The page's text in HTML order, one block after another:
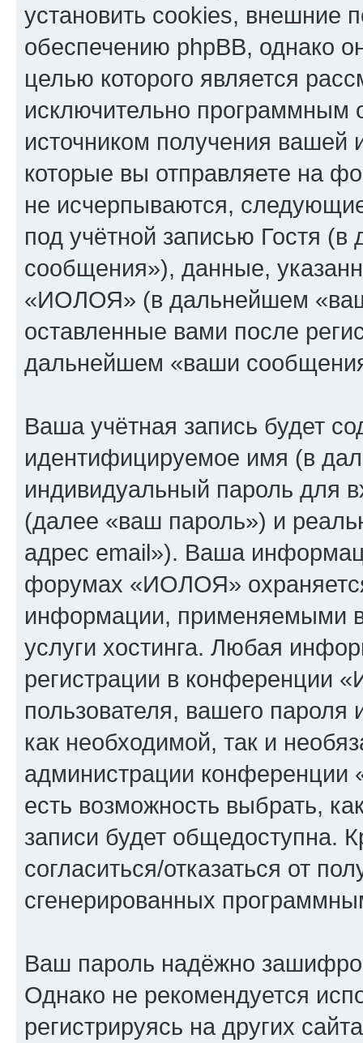
установить cookies, внешние
обеспечению phpBB, однако
целью которого является
исключительно программным
источником получения
которые вы отправляете на
не исчерпываются,
под учётной записью Гостя
сообщения»), данные,
«ИОЛОЯ» (в дальнейшем
оставленные вами после
дальнейшем «ваши
Ваша учётная запись будет
идентифицируемое имя (в
индивидуальный пароль для
(далее «ваш пароль») и
адрес email»). Ваша
форумах «ИОЛОЯ»
информации, применяемыми
услуги хостинга. Любая
регистрации в конференции
пользователя, вашего
как необходимой, так и
администрации
есть возможность выбрать,
записи будет общедоступна.
согласиться/отказаться от
сгенерированных
Ваш пароль надёжно
Однако не рекомендуется
регистрируясь на других